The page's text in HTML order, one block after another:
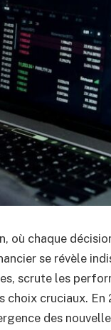
où chaque
se révèle
scrute les
choix cruciaux. En
des